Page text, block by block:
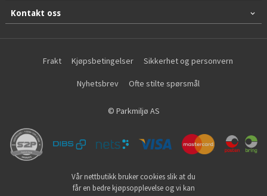
Kontakt oss
Frakt Kjøpsbetingelser Sikkerhet og personvern
Nyhetsbrev Ofte stilte spørsmål
© Parkmiljø AS
Vår nettbutikk bruker cookies slik at du
får en bedre kjøpsopplevelse og vi kan